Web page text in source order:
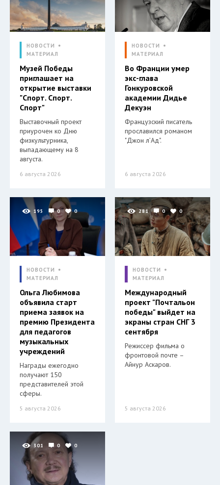
НОВОСТИ
МАТЕРИАЛ
Музей Победы
приглашает на
открытие выставки
"Спорт. Спорт.
Спорт"
Выставочный проект
приурочен ко Дню
физкультурника,
выпадающему на 8
августа.
6 августа 2026
НОВОСТИ
МАТЕРИАЛ
Во Франции умер
экс-глава
Гонкуровской
академии Дидье
Декуэн
Французский писатель
прославился романом
"Джон л’Ад".
6 августа 2026
195 0 0
НОВОСТИ
МАТЕРИАЛ
Ольга Любимова
объявила старт
приема заявок на
премию Президента
для педагогов
музыкальных
учреждений
Награды ежегодно
получают 150
представителей этой
сферы.
5 августа 2026
281 0 0
НОВОСТИ
МАТЕРИАЛ
Международный
проект "Почтальон
победы" выйдет на
экраны стран СНГ 3
сентября
Режиссер фильма о
фронтовой почте –
Айнур Аскаров.
5 августа 2026
301 0 0